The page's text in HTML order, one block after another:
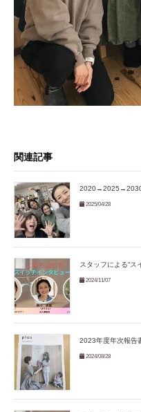
関連記事
2020→2025→2030
2025/04/28
スタッフによる“ス
2024/11/07
2023年度年次報告
2024/08/28